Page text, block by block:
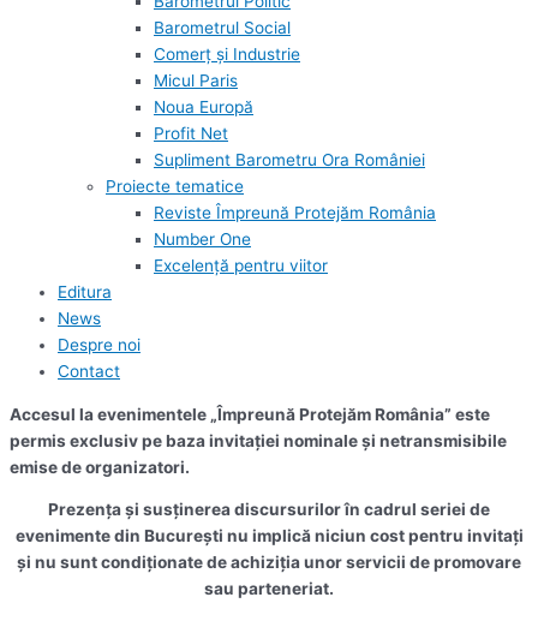
Barometrul Social
Comerț și Industrie
Micul Paris
Noua Europă
Profit Net
Supliment Barometru Ora României
Proiecte tematice
Reviste Împreună Protejăm România
Number One
Excelență pentru viitor
Editura
News
Despre noi
Contact
Accesul la evenimentele „Împreună Protejăm România” este
permis exclusiv pe baza invitației nominale și netransmisibile
emise de organizatori.
Prezența și susținerea discursurilor în cadrul seriei de
evenimente din București nu implică niciun cost pentru invitați
și nu sunt condiționate de achiziția unor servicii de promovare
sau parteneriat.